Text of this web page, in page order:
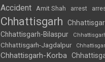
Accident Amit Shah arrest
Chhattisgarh
Chhattisgarh-Bilaspur
Chhattisgarh-Jagdalpur
Chhattisgarh-Korba